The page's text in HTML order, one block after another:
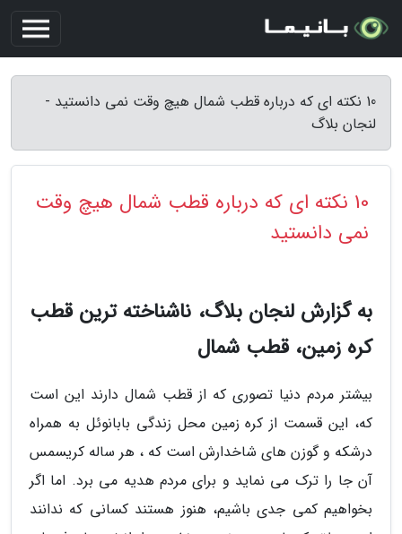
10 نکته ای که درباره قطب شمال هیچ وقت نمی دانستید -
لنجان بلاگ
10 نکته ای که درباره قطب شمال هیچ وقت
نمی دانستید
به گزارش لنجان بلاگ، ناشناخته ترین قطب
کره زمین، قطب شمال
بیشتر مردم دنیا تصوری که از قطب شمال دارند این است
که، این قسمت از کره زمین محل زندگی بابانوئل به همراه
درشکه و گوزن های شاخدارش است که ، هر ساله کریسمس
آن جا را ترک می نماید و برای مردم هدیه می برد. اما اگر
بخواهیم کمی جدی باشیم، هنوز هستند کسانی که ندانند